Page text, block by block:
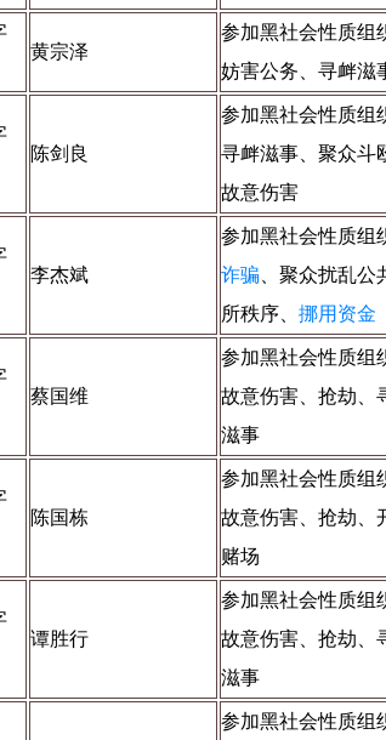
黄宗泽
参加黑社会性质组
妨害公务、寻衅滋
陈剑良
参加黑社会性质组
寻衅滋事、聚众斗
故意伤害
李杰斌
参加黑社会性质组
诈骗 、聚众扰乱公
所秩序、 挪用资金
蔡国维
参加黑社会性质组
故意伤害、抢劫、
滋事
陈国栋
参加黑社会性质组
故意伤害、抢劫、
赌场
谭胜行
参加黑社会性质组
故意伤害、抢劫、
滋事
参加黑社会性质组